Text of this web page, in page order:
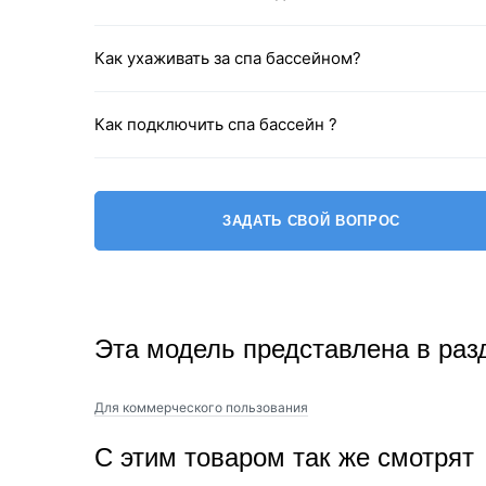
Как ухаживать за спа бассейном?
Как подключить спа бассейн ?
ЗАДАТЬ СВОЙ ВОПРОС
Эта модель представлена в
Для коммерческого пользования
С этим товаром так же смотрят